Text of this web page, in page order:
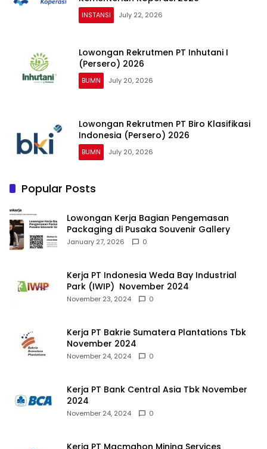
INSTANSI July 22, 2026
Lowongan Rekrutmen PT Inhutani I
(Persero) 2026
BUMN July 20, 2026
Lowongan Rekrutmen PT Biro Klasifikasi
Indonesia (Persero) 2026
BUMN July 20, 2026
Popular Posts
Lowongan Kerja Bagian Pengemasan
Packaging di Pusaka Souvenir Gallery
January 27, 2026 0
Kerja PT Indonesia Weda Bay Industrial
Park (IWIP) November 2024
November 23, 2024 0
Kerja PT Bakrie Sumatera Plantations Tbk
November 2024
November 24, 2024 0
Kerja PT Bank Central Asia Tbk November
2024
November 24, 2024 0